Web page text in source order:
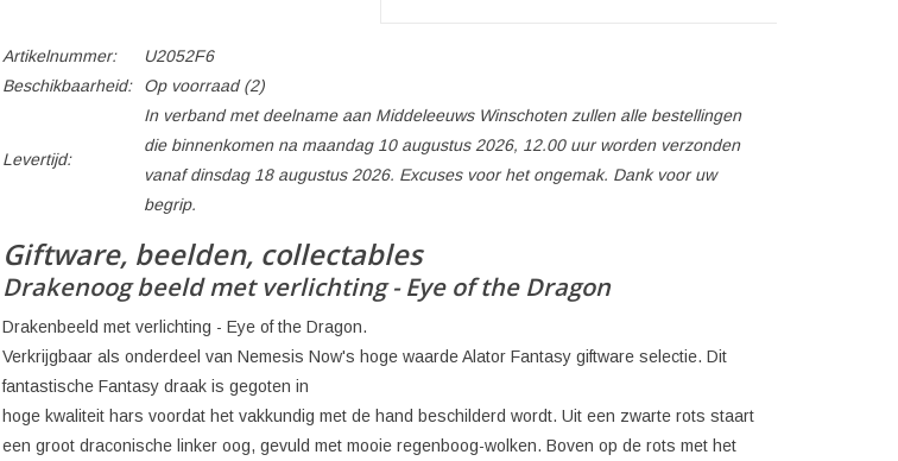
Artikelnummer:
U2052F6
Beschikbaarheid:
Op voorraad(2)
Levertijd:
In verband met deelname aan Middeleeuws Winschoten zullen alle bestellingen
die binnenkomen na maandag 10 augustus 2026, 12.00 uur worden verzonden
vanaf dinsdag 18 augustus 2026. Excuses voor het ongemak. Dank voor uw
begrip.
Giftware, beelden, collectables
Drakenoog beeld met verlichting - Eye of the Dragon
Drakenbeeld met verlichting - Eye of the Dragon.
Verkrijgbaar als onderdeel van Nemesis Now's hoge waarde Alator Fantasy giftware selectie. Dit
fantastische Fantasy draak is gegoten in
hoge kwaliteit hars voordat het vakkundig met de hand beschilderd wordt. Uit een zwarte rots staart
een groot draconische linker oog, gevuld met mooie regenboog-wolken. Boven op de rots met het